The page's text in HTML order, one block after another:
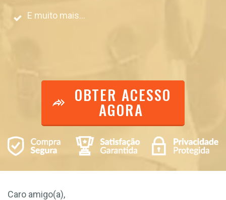
E muito mais...
OBTER ACESSO
AGORA
Caro amigo(a),